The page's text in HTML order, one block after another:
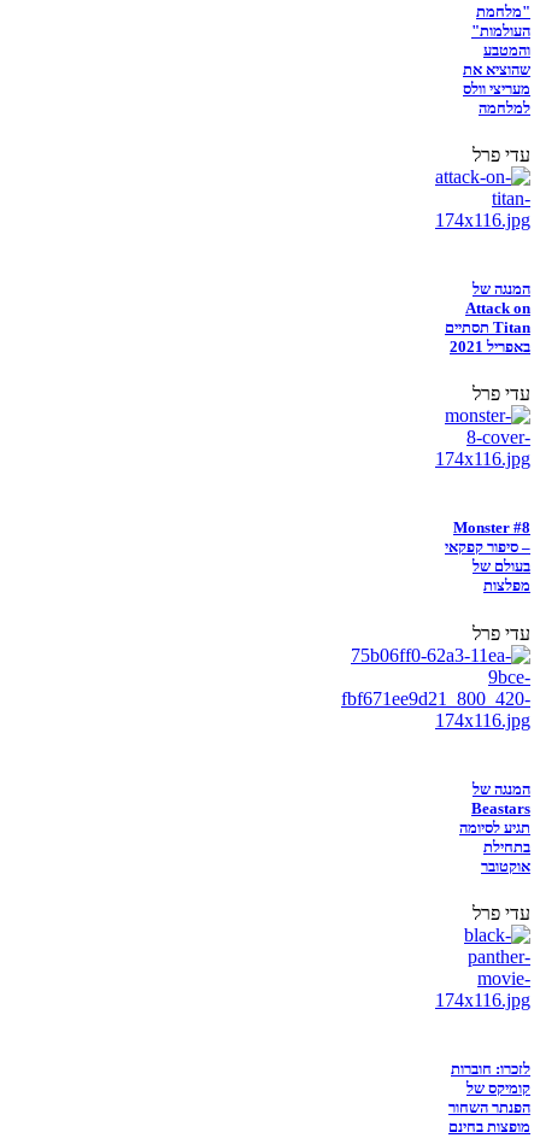
"מלחמת
העולמות"
והמטבע
שהוציא את
מעריצי וולס
למלחמה
עדי פרל
המנגה של
Attack on
Titan תסתיים
באפריל 2021
עדי פרל
Monster #8
– סיפור קפקאי
בעולם של
מפלצות
עדי פרל
המנגה של
Beastars
תגיע לסיומה
בתחילת
אוקטובר
עדי פרל
לזכרו: חוברות
קומיקס של
הפנתר השחור
מופצות בחינם